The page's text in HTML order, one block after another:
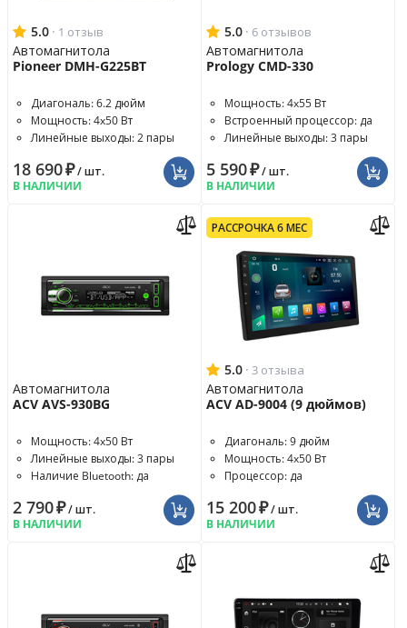
5.0 · 1 отзыв
Автомагнитола
Pioneer DMH-G225BT
Диагональ: 6.2 дюйм
Мощность: 4x50 Вт
Линейные выходы: 2 пары
18 690₽/ шт.
В НАЛИЧИИ
5.0 · 6 отзывов
Автомагнитола
Prology CMD-330
Мощность: 4x55 Вт
Встроенный процессор: да
Линейные выходы: 3 пары
5 590₽/ шт.
В НАЛИЧИИ
Автомагнитола
ACV AVS-930BG
Мощность: 4x50 Вт
Линейные выходы: 3 пары
Наличие Bluetooth: да
2 790₽/ шт.
В НАЛИЧИИ
РАССРОЧКА 6 МЕС
5.0 · 3 отзыва
Автомагнитола
ACV AD-9004 (9 дюймов)
Диагональ: 9 дюйм
Мощность: 4x50 Вт
Процессор: да
15 200₽/ шт.
В НАЛИЧИИ